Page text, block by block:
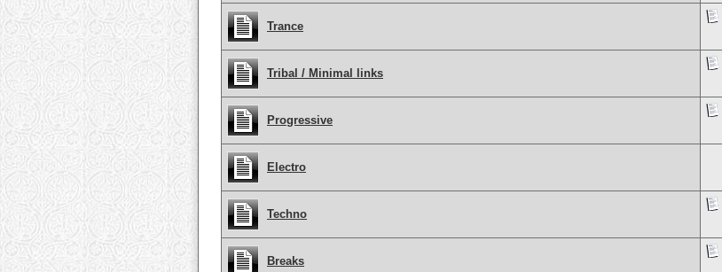
Trance
Tribal / Minimal links
Progressive
Electro
Techno
Breaks